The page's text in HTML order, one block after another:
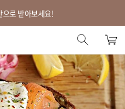
으로 받아보세요!
홈
천